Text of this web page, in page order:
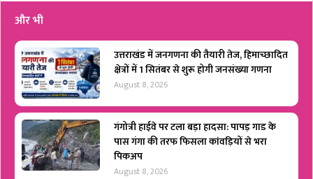
और भी
उत्तराखंड में जनगणना की तैयारी तेज, हिमाच्छादित
क्षेत्रों में 1 सितंबर से शुरू होगी जनसंख्या गणना
August 8, 2026
गंगोत्री हाईवे पर टला बड़ा हादसा: पापड़ गाड के
पास गंगा की तरफ फिसला कांवड़ियों से भरा
पिकअप
August 8, 2026